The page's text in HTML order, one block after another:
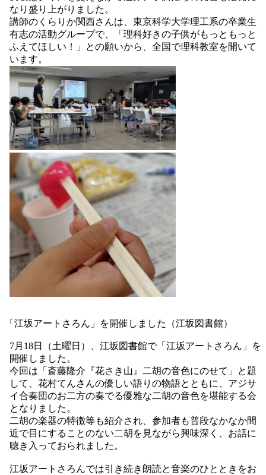
なり盛り上がりました。
講師のくらりか関西さんは、東京科学大学理工系の卒業生
有志の活動グループで、「理科好きの子供がもっともっと
ふえてほしい！」との願いから、全国で理科教室を開いて
います。
「江坂アートさろん」を開催しました（江坂図書館）
7月18日（土曜日）、江坂図書館で「江坂アートさろん」を
開催しました。
今回は「斎藤隆介『花さき山』二胡の音色にのせて」と題
して、花村てんさんの優しい語りの物語とともに、アジサ
イ合奏団のお二方の奏でる優雅な二胡の音色を堪能する会
となりました。
二胡の楽器の特徴等も紹介され、参加者も普段なかなか間
近で目にすることのない二胡を見ながら興味深く、お話に
聴き入っておられました。
江坂アートさろんでは引き続き朗読と音楽のひとときをお